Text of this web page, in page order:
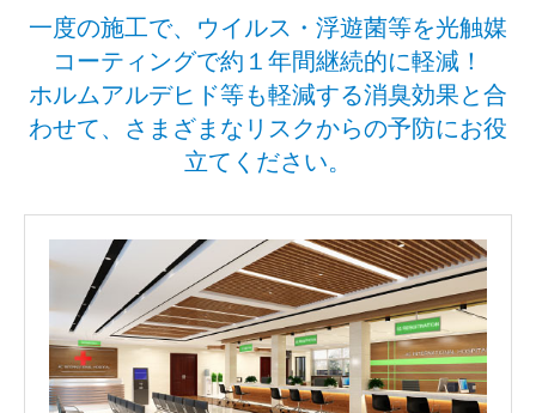
一度の施工で、ウイルス・浮遊菌等を光触媒
コーティングで約１年間継続的に軽減！
ホルムアルデヒド等も軽減する消臭効果と合
わせて、さまざまなリスクからの予防にお役
立てください。